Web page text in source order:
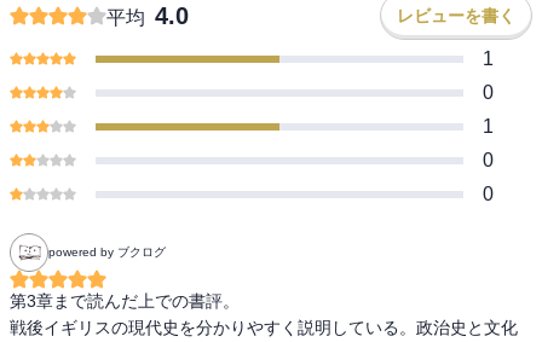
平均 4.0 レビューを書く
1
0
1
0
0
powered by ブクログ
第3章まで読んだ上での書評。
戦後イギリスの現代史を分かりやすく説明している。政治史と文化